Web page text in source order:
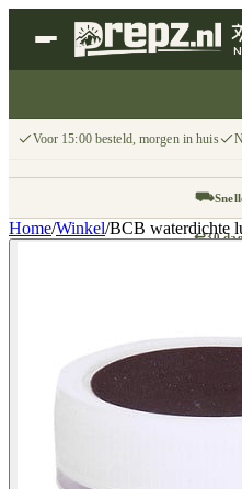
Voor 15:00 besteld, morgen in huis
⛟
↩30
Home/Winkel/BCB waterdichte